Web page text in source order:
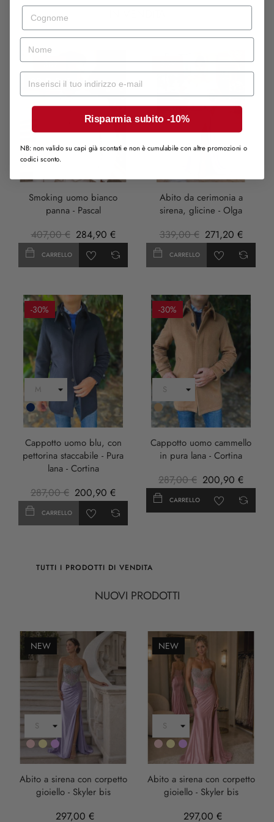
-30%
SOLD OUT
Smoking uomo bianco
panna - Pascal
407,00 € 284,90 €
CARRELLO
-20%
Abito da cerimonia a
sirena, glicine - Olga
339,00 € 271,20 €
CARRELLO
-30%
Blu
Scuro
Cappotto uomo blu, con
pettorina staccabile - Pura
lana - Cortina
287,00 € 200,90 €
CARRELLO
-30%
Cammello
Cappotto uomo cammello
in pura lana - Cortina
287,00 € 200,90 €
CARRELLO
TUTTI I PRODOTTI DI VENDITA
NUOVI PRODOTTI
NEW
RosaOroLILLA
Abito a sirena con corpetto
gioiello - Skyler bis
297,00 €
NEW
RosaOroLILLA
Abito a sirena con corpetto
gioiello - Skyler bis
297,00 €
Cognome
nome
Mail
Risparmia subito -10%
NB: non valido su capi già scontati e non è cumulabile con altre promozioni o
codici sconto.